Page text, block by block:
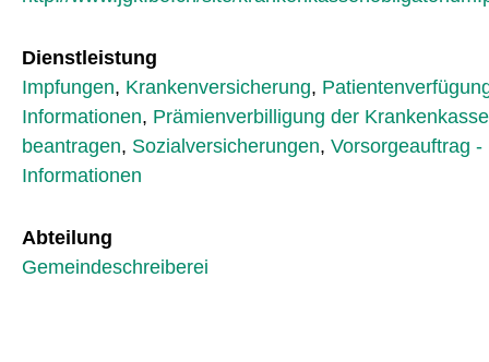
Dienstleistung
Impfungen, Krankenversicherung,
Informationen, Prämienverbilligung der
beantragen, Sozialversicherungen, Vorsorgeauftrag -
Informationen
Abteilung
Gemeindeschreiberei